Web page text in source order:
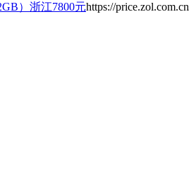
）浙江7800元https://